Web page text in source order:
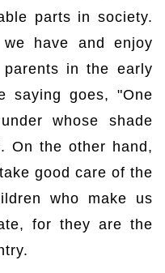
parts in society.
have and enjoy
in the early
saying goes, "One
whose shade
On the other hand,
good care of the
who make us
for they are the